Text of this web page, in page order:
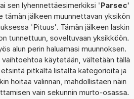
sen lyhennettäesimerkiksi 'Parsec'
tämän jälkeen muunnettavan yksikön
'Pituus'. Tämän jälkeen laskin
tunnettuun, soveltuvaan yksikköön.
alun perin haluamasi muunnoksen.
käytetään, vältetään tällä
etsintä pitkältä listalta kategorioita ja
hoitaa valinnan, mahdollistaen näin
vain sekunnin murto-osassa.